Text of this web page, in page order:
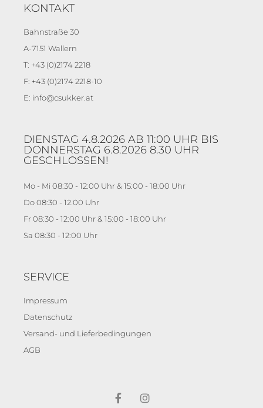
KONTAKT
Bahnstraße 30
A-7151 Wallern
T: +43 (0)2174 2218
F: +43 (0)2174 2218-10
E: info@csukker.at
DIENSTAG 4.8.2026 AB 11:00 UHR BIS
DONNERSTAG 6.8.2026 8.30 UHR
GESCHLOSSEN!
Mo - Mi 08:30 - 12:00 Uhr & 15:00 - 18:00 Uhr
Do 08:30 - 12.00 Uhr
Fr 08:30 - 12:00 Uhr & 15:00 - 18:00 Uhr
Sa 08:30 - 12:00 Uhr
SERVICE
Impressum
Datenschutz
Versand- und Lieferbedingungen
AGB